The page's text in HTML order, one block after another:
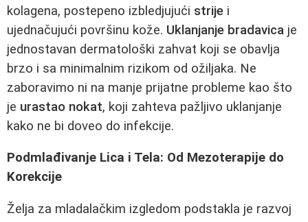
kolagena, postepeno izbledjujući strije i
ujednačujući površinu kože. Uklanjanje bradavica je
jednostavan dermatološki zahvat koji se obavlja
brzo i sa minimalnim rizikom od ožiljaka. Ne
zaboravimo ni na manje prijatne probleme kao što
je urastao nokat, koji zahteva pažljivo uklanjanje
kako ne bi doveo do infekcije.
Podmlađivanje Lica i Tela: Od Mezoterapije do
Korekcije
Želja za mladalačkim izgledom podstakla je razvoj